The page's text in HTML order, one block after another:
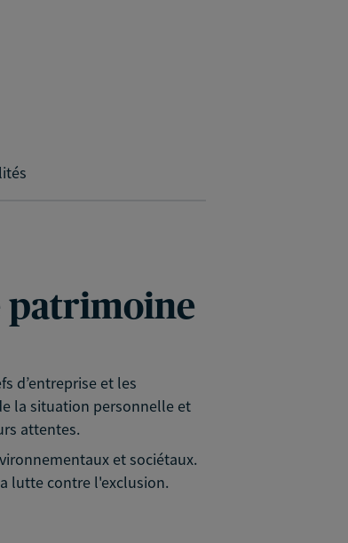
patrimoine
d’entreprise et les
la situation personnelle et
attentes.
et sociétaux.
lutte contre l'exclusion.